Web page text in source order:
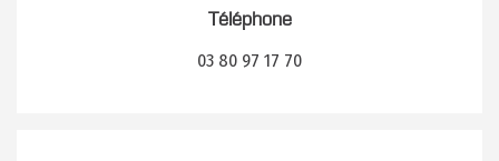
Téléphone
03 80 97 17 70